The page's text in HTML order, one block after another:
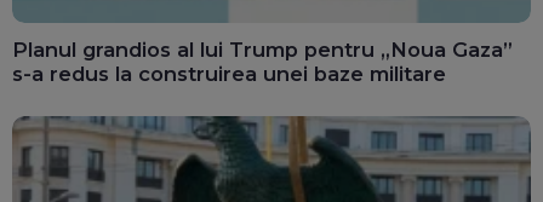
Planul grandios al lui Trump pentru „Noua Gaza”
s-a redus la construirea unei baze militare